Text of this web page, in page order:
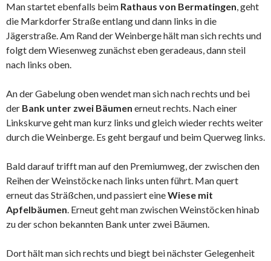
Man startet ebenfalls beim Rathaus von Bermatingen, geht
die Markdorfer Straße entlang und dann links in die
Jägerstraße. Am Rand der Weinberge hält man sich rechts und
folgt dem Wiesenweg zunächst eben geradeaus, dann steil
nach links oben.
An der Gabelung oben wendet man sich nach rechts und bei
der Bank unter zwei Bäumen erneut rechts. Nach einer
Linkskurve geht man kurz links und gleich wieder rechts weiter
durch die Weinberge. Es geht bergauf und beim Querweg links.
Bald darauf trifft man auf den Premiumweg, der zwischen den
Reihen der Weinstöcke nach links unten führt. Man quert
erneut das Sträßchen, und passiert eineWiese mit
Apfelbäumen. Erneut geht man zwischen Weinstöcken hinab
zu der schon bekannten Bank unter zwei Bäumen.
Dort hält man sich rechts und biegt bei nächster Gelegenheit